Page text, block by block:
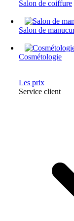
Salon de coiffure
Salon de
Cosmétologie
Les prix
Service client